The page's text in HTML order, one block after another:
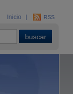
Inicio RSS